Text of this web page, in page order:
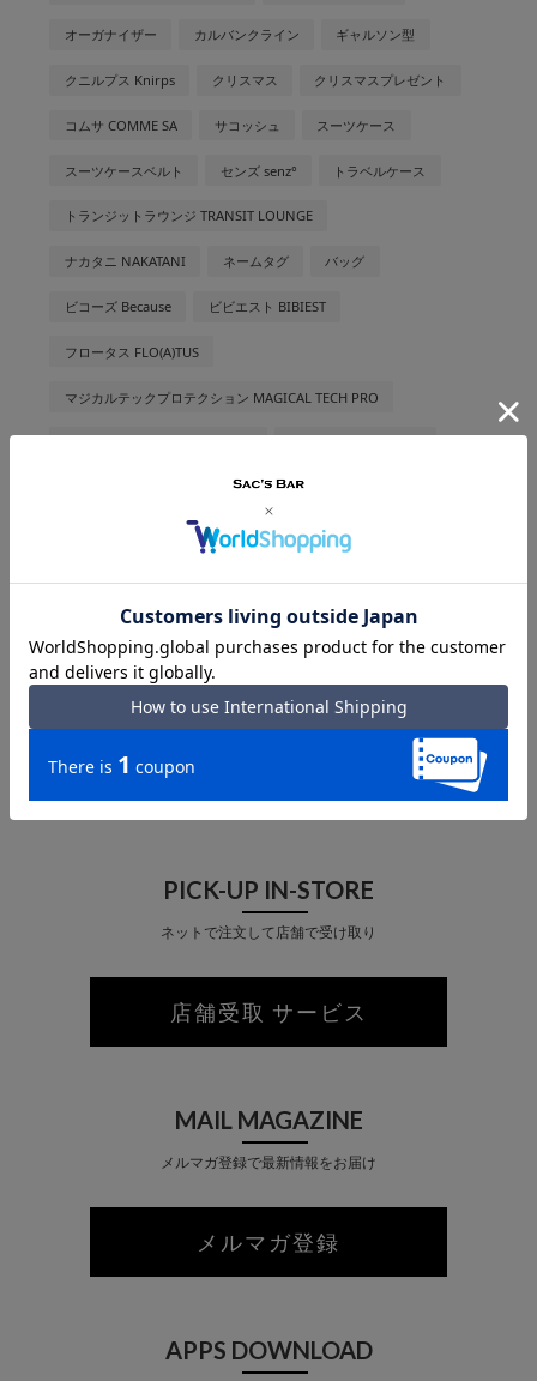
オーガナイザー カルバンクライン ギャルソン型
クニルプス Knirps クリスマス クリスマスプレゼント
コムサ COMME SA サコッシュ スーツケース
スーツケースベルト センズ senz° トラベルケース
トランジットラウンジ TRANSIT LOUNGE
ナカタニ NAKATANI ネームタグ バッグ
ビコーズ Because ビビエスト BIBIEST
フロータス FLO(A)TUS
マジカルテックプロテクション MAGICAL TECH PRO
ランバンオンブルー LANVIN EN BLEU
折りたたみバッグ 折りたたみ傘 整理 旅行グッズ
日傘 暑さ対策
開運 風水
PICK-UP IN-STORE
ネットで注文して店舗で受け取り
店舗受取 サービス
MAIL MAGAZINE
メルマガ登録で最新情報をお届け
メルマガ登録
APPS DOWNLOAD